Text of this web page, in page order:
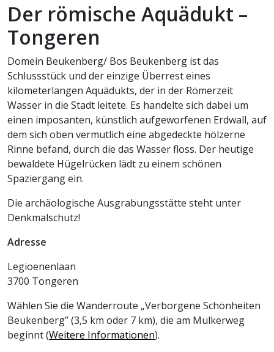
Der römische Aquädukt –
Tongeren
Domein Beukenberg/ Bos Beukenberg ist das
Schlussstück und der einzige Überrest eines
kilometerlangen Aquädukts, der in der Römerzeit
Wasser in die Stadt leitete. Es handelte sich dabei um
einen imposanten, künstlich aufgeworfenen Erdwall, auf
dem sich oben vermutlich eine abgedeckte hölzerne
Rinne befand, durch die das Wasser floss. Der heutige
bewaldete Hügelrücken lädt zu einem schönen
Spaziergang ein.
Die archäologische Ausgrabungsstätte steht unter
Denkmalschutz!
Adresse
Legioenenlaan
3700 Tongeren
Wählen Sie die Wanderroute „Verborgene Schönheiten
Beukenberg” (3,5 km oder 7 km), die am Mulkerweg
beginnt (Weitere Informationen).